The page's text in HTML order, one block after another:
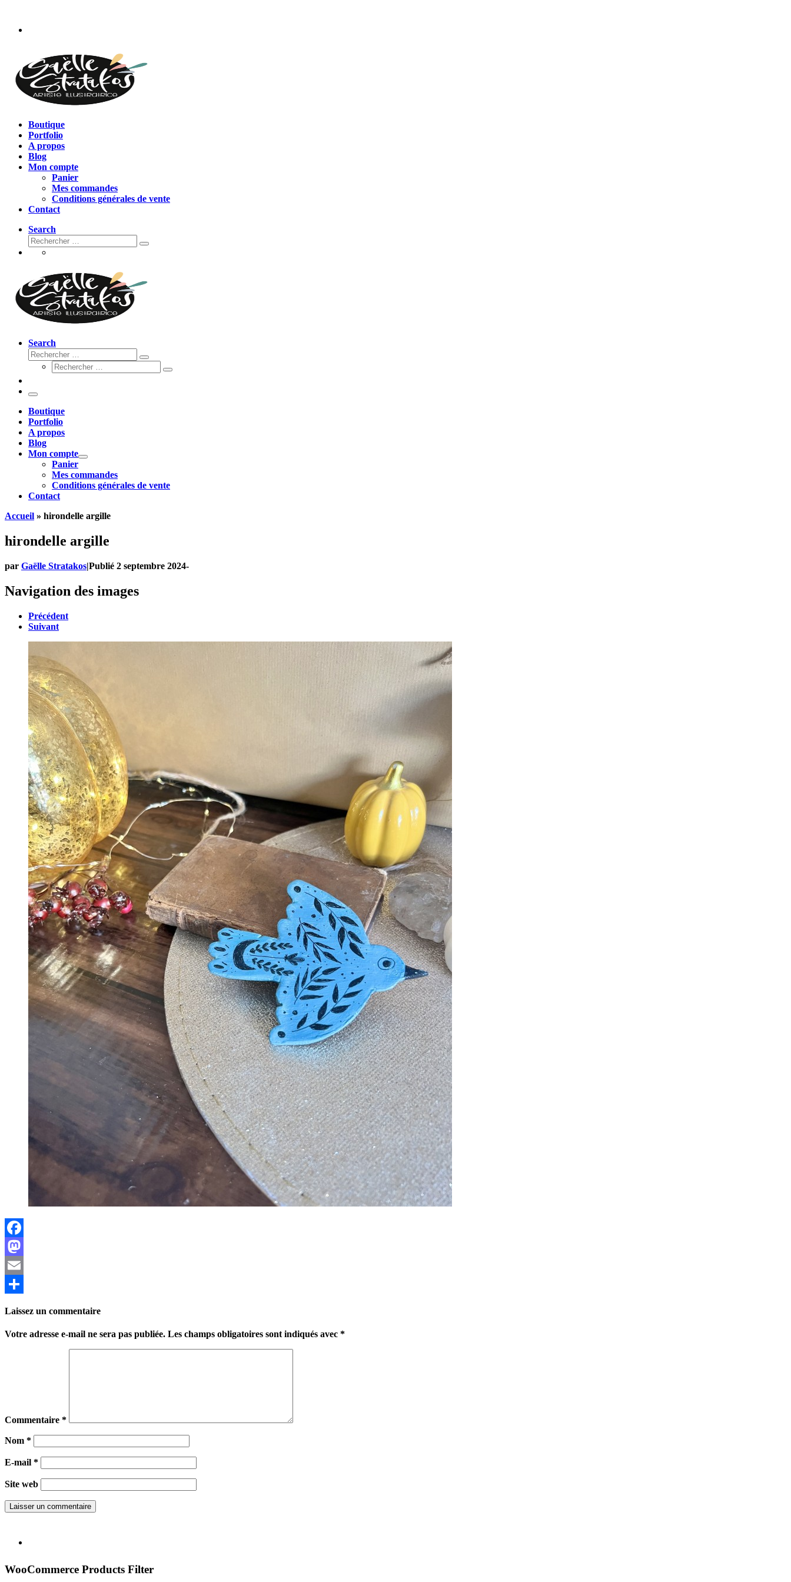
contenu
Boutique
Portfolio
A propos
Blog
Mon compte
Panier
Mes commandes
Conditions générales de vente
Contact
Search
Rechercher
Rechercher
Search
Rechercher
Rechercher
Rechercher
Rechercher
Menu
Boutique
Portfolio
A propos
Blog
Mon compte
Panier
Mes commandes
Conditions générales de vente
Contact
Accueil » hirondelle argille
hirondelle argille
par Gaëlle Stratakos|Publié 2 septembre 2024-
Navigation des images
Précédent
Suivant
Facebook
Mastodon
Email
Laissez un commentaire
Votre adresse e-mail ne sera pas publiée. Les champs obligatoires sont indiqués avec *
Commentaire *
Nom *
E-mail *
Site web
WooCommerce Products Filter